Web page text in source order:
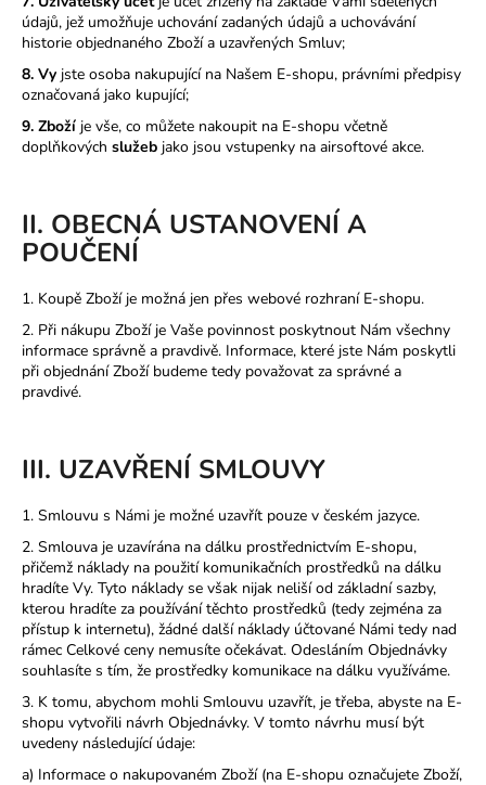
údajů, jež umožňuje uchování zadaných údajů a uchovávání
historie objednaného Zboží a uzavřených Smluv;
8. Vy jste osoba nakupující na Našem E-shopu, právními předpisy
označovaná jako kupující;
9. Zboží je vše, co můžete nakoupit na E-shopu včetně
doplňkových služeb jako jsou vstupenky na airsoftové akce.
II. OBECNÁ USTANOVENÍ A
POUČENÍ
1. Koupě Zboží je možná jen přes webové rozhraní E-shopu.
2. Při nákupu Zboží je Vaše povinnost poskytnout Nám všechny
informace správně a pravdivě. Informace, které jste Nám poskytli
při objednání Zboží budeme tedy považovat za správné a
pravdivé.
III. UZAVŘENÍ SMLOUVY
1. Smlouvu s Námi je možné uzavřít pouze v českém jazyce.
2. Smlouva je uzavírána na dálku prostřednictvím E-shopu,
přičemž náklady na použití komunikačních prostředků na dálku
hradíte Vy. Tyto náklady se však nijak neliší od základní sazby,
kterou hradíte za používání těchto prostředků (tedy zejména za
přístup k internetu), žádné další náklady účtované Námi tedy nad
rámec Celkové ceny nemusíte očekávat. Odesláním Objednávky
souhlasíte s tím, že prostředky komunikace na dálku využíváme.
3. K tomu, abychom mohli Smlouvu uzavřít, je třeba, abyste na E-
shopu vytvořili návrh Objednávky. V tomto návrhu musí být
uvedeny následující údaje:
a) Informace o nakupovaném Zboží (na E-shopu označujete Zboží,